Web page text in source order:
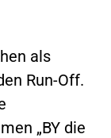
als
Run-Off.
„BY die